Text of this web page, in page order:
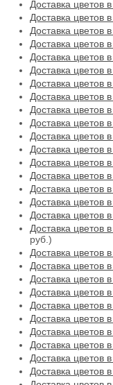
Доставка цветов
Доставка цветов
Доставка цветов
Доставка цветов
Доставка цветов
Доставка цветов
Доставка цветов
Доставка цветов
Доставка цветов
Доставка цветов
Доставка цветов
Доставка цветов
Доставка цветов
Доставка цветов
Доставка цветов
Доставка цветов
Доставка цветов
Доставка цветов
руб.)
Доставка цветов
Доставка цветов
Доставка цветов
Доставка цветов
Доставка цветов
Доставка цветов
Доставка цветов
Доставка цветов
Доставка цветов
Доставка цветов